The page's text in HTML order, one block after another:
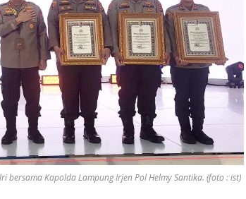
Kapolda Lampung Irjen Pol Helmy Santika. (foto : ist)